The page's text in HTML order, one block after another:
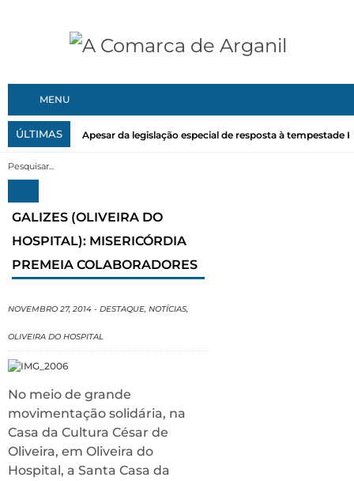
MENU
ÚLTIMAS Apesar da legislação especial de resposta à tempestade
GALIZES (OLIVEIRA DO
HOSPITAL): MISERICÓRDIA
PREMEIA COLABORADORES
NOVEMBRO 27, 2014 - DESTAQUE, NOTÍCIAS,
OLIVEIRA DO HOSPITAL
No meio de grande
movimentação solidária, na
Casa da Cultura César de
Oliveira, em Oliveira do
Hospital, a Santa Casa da